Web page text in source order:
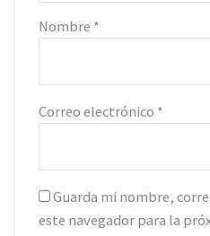
Nombre *
Correo electrónico *
Guarda mi nombre,
este navegador para la